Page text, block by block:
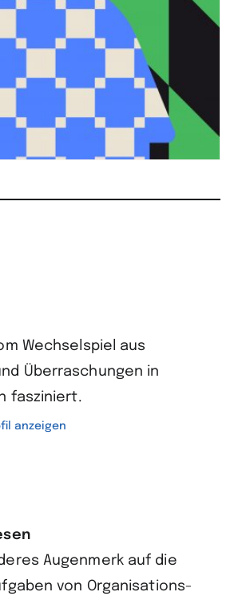
Wechselspiel aus
Überraschungen in
fasziniert.
anzeigen
Augen­merk auf die
von Organisations­